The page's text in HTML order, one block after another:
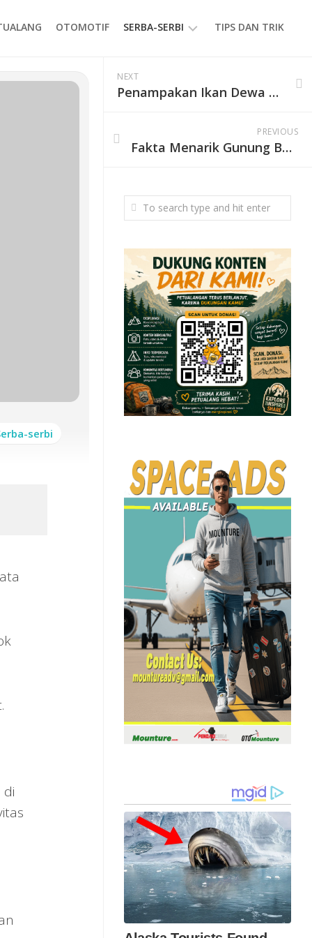
OTOMOTIF SERBA-SERBI
EVENT
GAYA
TIPS DAN TRIK
serbi
di
NEXT
Penampakan Ikan Dewa di Gunung Ciremai
PREVIOUS
Fakta Menarik Gunung Buthak di Jawa Timur